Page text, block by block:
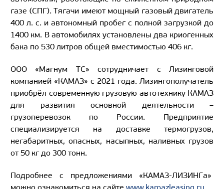
газе (СПГ). Тягачи имеют мощный газовый двигатель
400 л. с. и автономный пробег с полной загрузкой до
1400 км. В автомобилях установлены два криогенных
бака по 530 литров общей вместимостью 406 кг.
ООО «Магнум ТС» сотрудничает с Лизинговой
компанией «КАМАЗ» с 2021 года. Лизингополучатель
приобрёл современную грузовую автотехнику КАМАЗ
для развития основной деятельности –
грузоперевозок по России. Предприятие
специализируется на доставке термогрузов,
негабаритных, опасных, насыпных, наливных грузов
от 50 кг до 300 тонн.
Подробнее с предложениями «КАМАЗ-ЛИЗИНГа»
можно ознакомиться на сайте www.kamazleasing.ru.